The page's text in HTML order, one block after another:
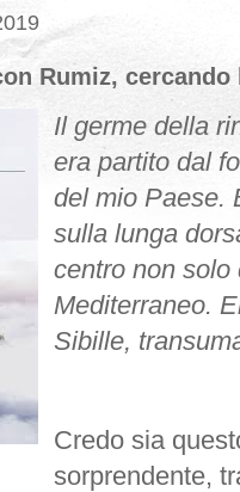
Rumiz,
Il germe della
era partito dal
del mio Paese.
sulla lunga
centro non solo
Mediterraneo.
Sibille,
Credo sia
sorprendente,